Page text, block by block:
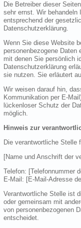
Die Betreiber dieser
sehr ernst. Wir behandeln
entsprechend der
Datenschutzerklärung.
Wenn Sie diese Website
personenbezogene Daten
mit denen Sie persönlich
Datenschutzerklärung
sie nutzen. Sie erläutert
Wir weisen darauf hin,
Kommunikation per E-
lückenloser Schutz der
möglich.
Hinweis zur
Die verantwortliche Stelle
[Name und Anschrift der
Telefon: [Telefonnummer
E-Mail: [E-Mail-Adresse
Verantwortliche Stelle ist
oder gemeinsam mit
von personenbezogenen
entscheidet.